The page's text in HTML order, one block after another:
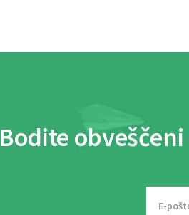
Bodite obveščeni